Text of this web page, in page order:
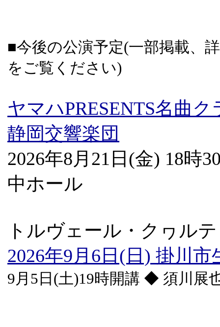
■今後の公演予定(一部掲載、
をご覧ください)
ヤマハPRESENTS名曲
静岡交響楽団
2026年8月21日(金) 18
中ホール
トルヴェール・クヮル
2026年9月6日(日) 掛川
9月5日(土)19時開講 ◆ 須川展